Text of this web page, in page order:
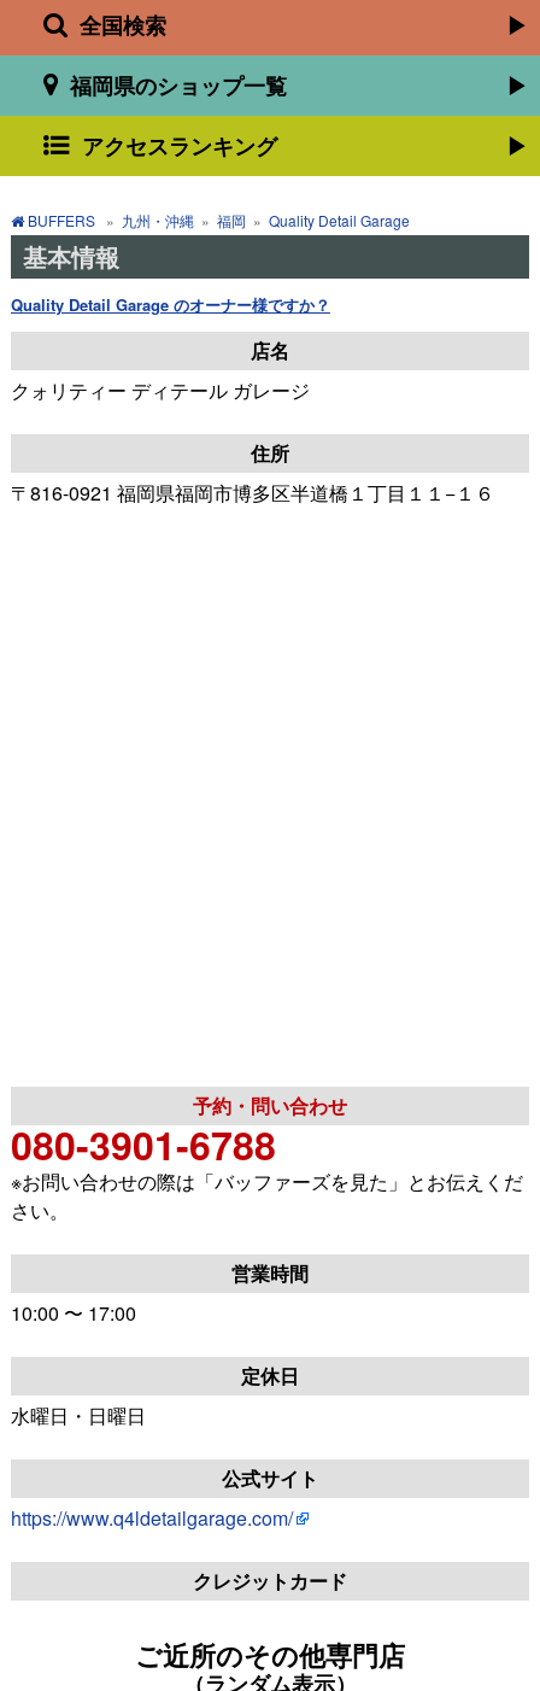
全国検索
福岡県のショップ一覧
アクセスランキング
BUFFERS » 九州・沖縄 » 福岡 » Quality Detail Garage
基本情報
Quality Detail Garage のオーナー様ですか？
店名
クォリティー ディテール ガレージ
住所
〒816-0921 福岡県福岡市博多区半道橋１丁目１１−１６
予約・問い合わせ
080-3901-6788
※お問い合わせの際は「バッファーズを見た」とお伝えくだ
さい。
営業時間
10:00 〜 17:00
定休日
水曜日・日曜日
公式サイト
https://www.q4ldetailgarage.com/
クレジットカード
ご近所のその他専門店
（ランダム表示）